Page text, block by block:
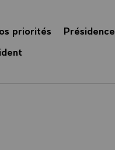
priorités
Présidence